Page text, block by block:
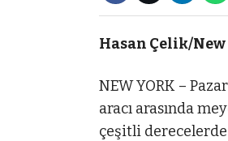
Hasan Çelik/
NEW YORK –
aracı arasında
çeşitli derecelerde